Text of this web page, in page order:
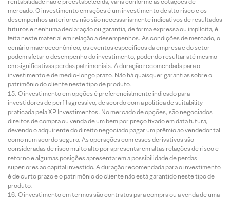
mercado. O investimento em ações é um investimento de alto risco e os
desempenhos anteriores não são necessariamente indicativos de resultados
futuros e nenhuma declaração ou garantia, de forma expressa ou implícita, é
feita neste material em relação a desempenhos. As condições de mercado, o
cenário macroeconômico, os eventos específicos da empresa e do setor
podem afetar o desempenho do investimento, podendo resultar até mesmo
em significativas perdas patrimoniais. A duração recomendada para o
investimento é de médio-longo prazo. Não há quaisquer garantias sobre o
patrimônio do cliente neste tipo de produto.
O investimento em opções é preferencialmente indicado para
investidores de perfil agressivo, de acordo com a política de suitability
praticada pela XP Investimentos. No mercado de opções, são negociados
direitos de compra ou venda de um bem por preço fixado em data futura,
devendo o adquirente do direito negociado pagar um prêmio ao vendedor tal
como num acordo seguro. As operações com esses derivativos são
consideradas de risco muito alto por apresentarem altas relações de risco e
retorno e algumas posições apresentarem a possibilidade de perdas
superiores ao capital investido. A duração recomendada para o investimento
é de curto prazo e o patrimônio do cliente não está garantido neste tipo de
produto.
O investimento em termos são contratos para compra ou a venda de uma